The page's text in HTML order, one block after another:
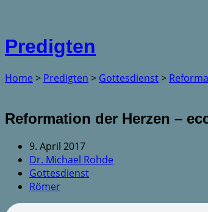
Predigten
Home > Predigten > Gottesdienst>
Reformation der Herzen –
9. April 2017
Dr. Michael Rohde
Gottesdienst
Römer